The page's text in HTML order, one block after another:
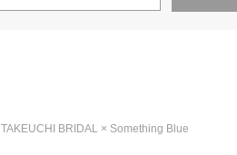
TAKEUCHI BRIDAL × Something Blue